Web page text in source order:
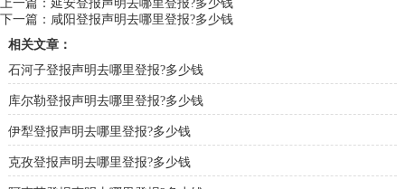
上一篇： 延安登报声明去哪里登报?多少钱
下一篇： 咸阳登报声明去哪里登报?多少钱
相关文章：
石河子登报声明去哪里登报?多少钱
库尔勒登报声明去哪里登报?多少钱
伊犁登报声明去哪里登报?多少钱
克孜登报声明去哪里登报?多少钱